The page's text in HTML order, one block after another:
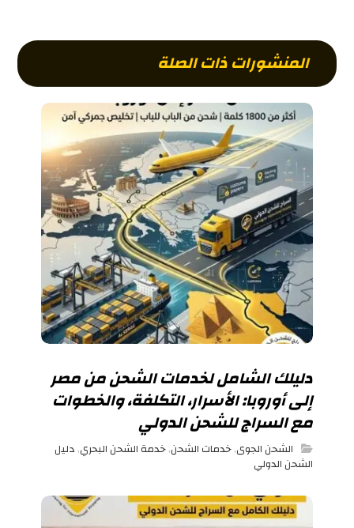
المنشورات ذات الصلة
دليلك الشامل لخدمات الشحن من مصر
إلى أوروبا: الأسرار، التكلفة، والخطوات
مع السراج للشحن الدولي
الشحن الجوى,خدمات الشحن,خدمة الشحن البحري, دليل
الشحن الدولي